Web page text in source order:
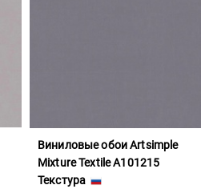
Виниловые обои Artsimple
Mixture Textile A101215
Текстура